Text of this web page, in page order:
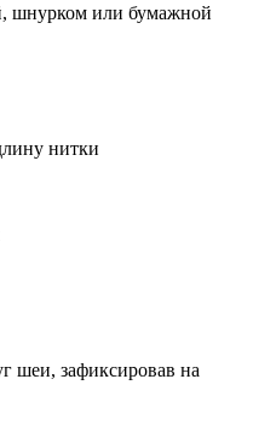
шнурком или бумажной
нитки
шеи, зафиксировав на